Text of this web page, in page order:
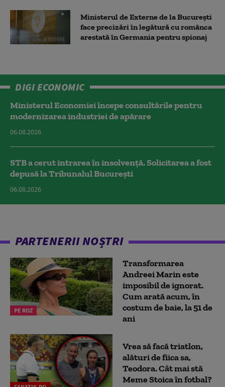
Ministerul de Externe de la București
face precizări în legătură cu românca
arestată în Germania pentru spionaj
DIGI ECONOMIC
Ministerul Economiei începe consultările pentru
modernizarea industriei de apărare
06.08.2026
STB a cerut intrarea în insolvență. Solicitarea a fost
depusă la Tribunalul București
06.08.2026
PARTENERII NOȘTRI
PE ROZ
Transformarea
Andreei Marin este
imposibil de ignorat.
Cum arată acum, în
costum de baie, la 51 de
ani
Vrea să facă triatlon,
alături de fiica sa,
Teodora. Cât mai stă
Meme Stoica în fotbal?